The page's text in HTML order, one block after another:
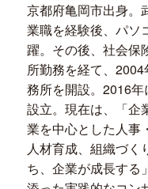
京都府亀岡市出身。
業職を経験後、パソ
躍。その後、社会保
所勤務を経て、
務所を開設。2016
設立。現在は、「企
業を中心とした人事
人材育成、組織づく
ち、企業が成長する